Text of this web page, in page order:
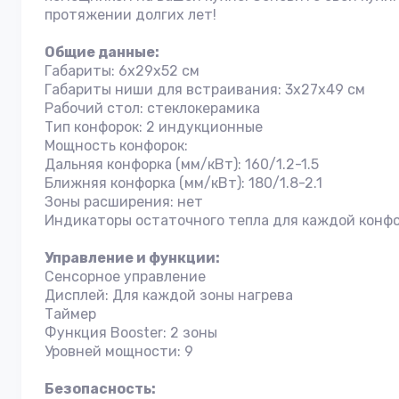
протяжении долгих лет!
Общие данные:
Габариты: 6x29x52 см
Габариты ниши для встраивания: 3х27х49 см
Рабочий стол: стеклокерамика
Тип конфорок: 2 индукционные
Мощность конфорок:
Дальняя конфорка (мм/кВт): 160/1.2-1.5
Ближняя конфорка (мм/кВт): 180/1.8-2.1
Зоны расширения: нет
Индикаторы остаточного тепла для каждой
Управление и функции:
Сенсорное управление
Дисплей: Для каждой зоны нагрева
Таймер
Функция Booster: 2 зоны
Уровней мощности: 9
Безопасность: